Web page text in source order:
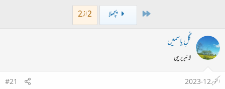
ب
ل
ڑ
ی
خ
First
پچھلا 2 از 2
گُلِ یاسمیں
لائبریرین
اکتوبر 12، 2023
#21